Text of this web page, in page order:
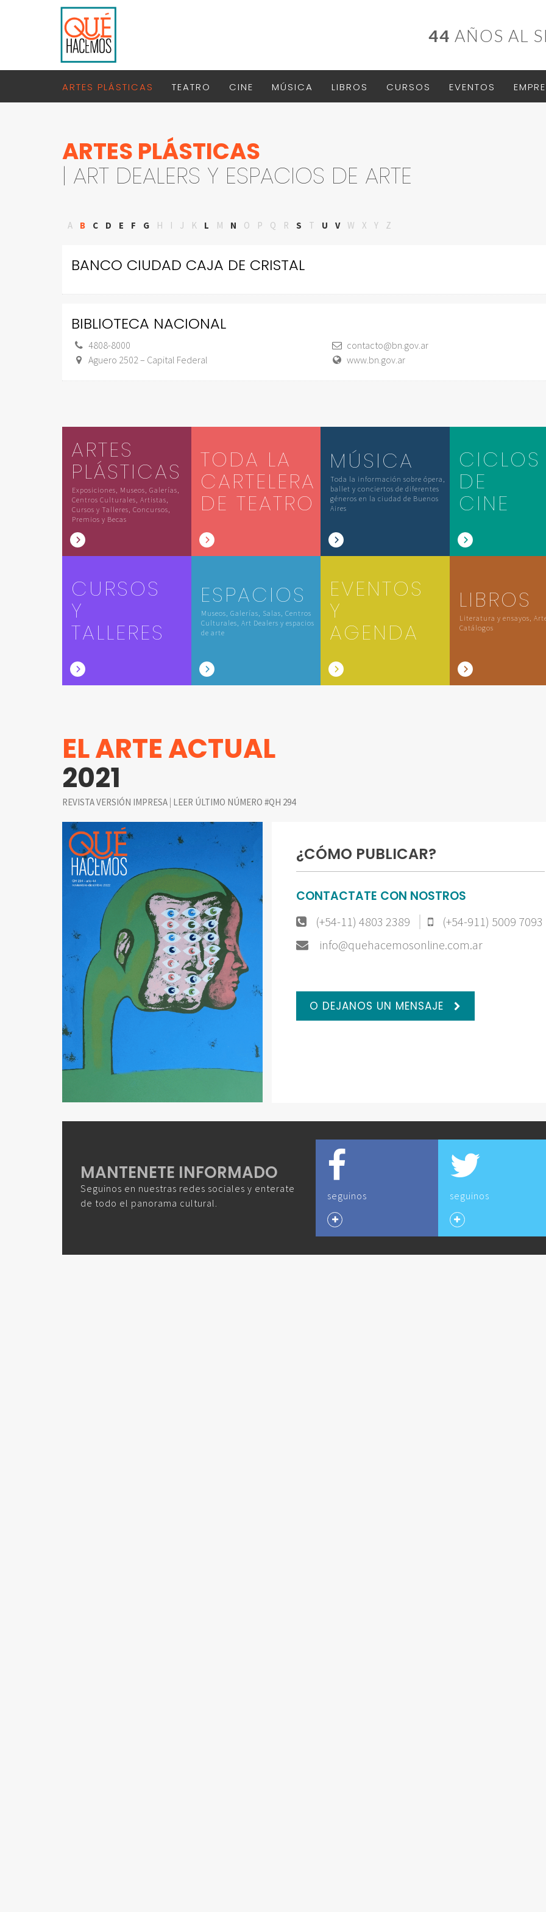
44 AÑOS AL
ARTES PLÁSTICAS TEATRO CINE MÚSICA LIBROS CURSOS EVENTOS
ARTES PLÁSTICAS
| ART DEALERS Y ESPACIOS DE ARTE
A B C D E F G H I J K L M N O P Q R S T U V W X Y Z
BANCO CIUDAD CAJA DE CRISTAL
BIBLIOTECA NACIONAL
4808-8000
contacto@bn.gov.ar
Aguero 2502 – Capital Federal
www.bn.gov.ar
ARTES
PLÁSTICAS
Exposiciones, Museos, Galerías,
Centros Culturales, Artistas,
Cursos y Talleres, Concursos,
Premios y Becas
TODA LA
CARTELERA
DE TEATRO
MÚSICA
Toda la información sobre ópera,
ballet y conciertos de diferentes
géneros en la ciudad de Buenos
Aires
CICLOS
DE
CINE
CURSOS
Y
TALLERES
ESPACIOS
Museos, Galerías, Salas, Centros
Culturales, Art Dealers y espacios
de arte
EVENTOS
Y
AGENDA
LIBROS
Literatura y ensayos,
Catálogos
EL ARTE ACTUAL
2021
REVISTA VERSIÓN IMPRESA | LEER ÚLTIMO NÚMERO #QH 294
¿CÓMO PUBLICAR?
CONTACTATE CON NOSTROS
(+54-11) 4803 2389
(+54-911) 5009 7093
info@quehacemosonline.com.ar
O DEJANOS UN MENSAJE
MANTENETE INFORMADO
Seguinos en nuestras redes sociales y enterate
de todo el panorama cultural.
seguinos seguinos